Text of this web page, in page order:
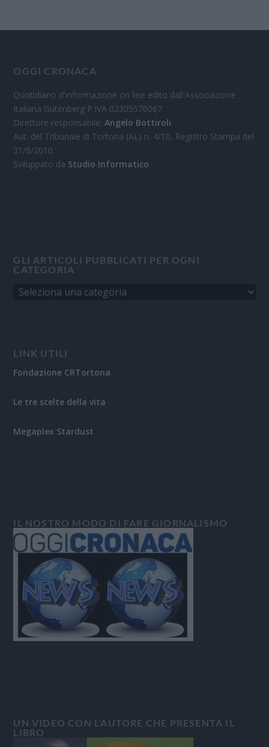
OGGI CRONACA
Quotidiano d'informazione on line edito dall'Associazione
Italiana Gutenberg P.IVA 02305570067.
Direttore responsabile:Angelo Bottiroli.
Aut. del Tribunale di Tortona (AL) n. 4/10, Registro Stampa del
31/8/2010.
Sviluppato da Studio Informatico
GLI ARTICOLI PUBBLICATI PER OGNI
CATEGORIA
LINK UTILI
Fondazione CRTortona
Le tre scelte della vita
Megaplex Stardust
IL NOSTRO MODO DI FARE GIORNALISMO
UN VIDEO CON L’AUTORE CHE PRESENTA IL
LIBRO